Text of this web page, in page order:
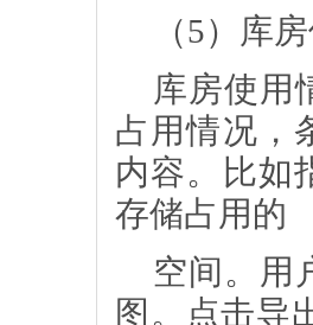
（5）库
库房使用
占用情况，
内容。比如
存储占用的
空间。用
图。点击导